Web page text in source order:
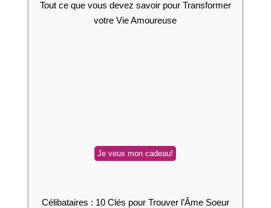
Tout ce que vous devez savoir pour Transformer
votre Vie Amoureuse
Célibataires : 10 Clés pour Trouver l’Âme Soeur